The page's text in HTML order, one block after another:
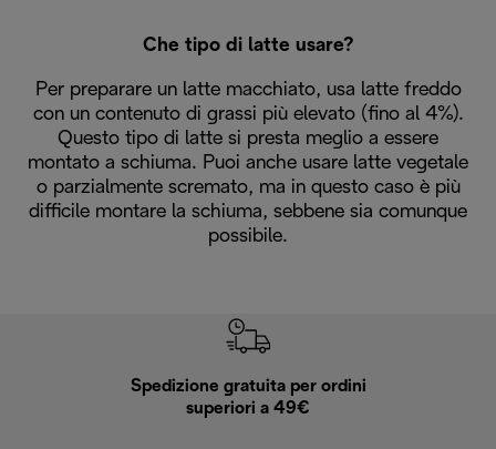
Che tipo di latte usare?
Per preparare un latte macchiato, usa latte freddo
con un contenuto di grassi più elevato (fino al 4%).
Questo tipo di latte si presta meglio a essere
montato a schiuma. Puoi anche usare latte vegetale
o parzialmente scremato, ma in questo caso è più
difficile montare la schiuma, sebbene sia comunque
possibile.
Spedizione gratuita per ordini
superiori a 49€